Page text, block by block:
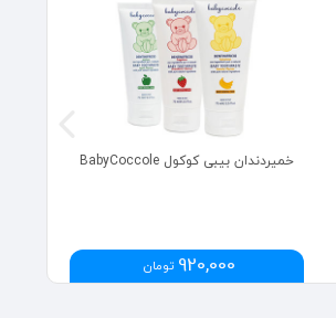
خمیردندان بیبی کوکول BabyCoccole
920,000 تومان